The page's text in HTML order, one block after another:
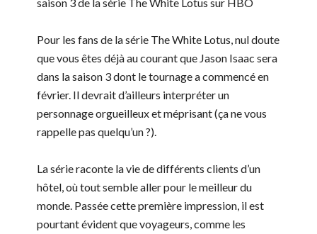
saison 3 de la série The White Lotus sur HBO
Pour les fans de la série The White Lotus, nul doute
que vous êtes déjà au courant que Jason Isaac sera
dans la saison 3 dont le tournage a commencé en
février. Il devrait d’ailleurs interpréter un
personnage orgueilleux et méprisant (ça ne vous
rappelle pas quelqu’un ?).
La série raconte la vie de différents clients d’un
hôtel, où tout semble aller pour le meilleur du
monde. Passée cette première impression, il est
pourtant évident que voyageurs, comme les